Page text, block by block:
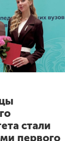
стали
первого